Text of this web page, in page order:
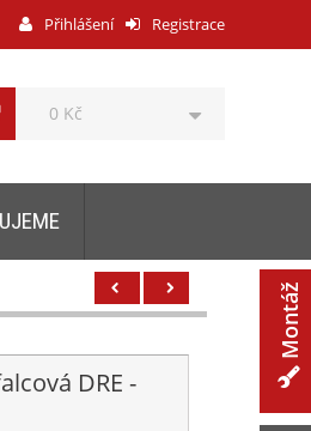
Registrace
Přihlášení
0 Kč
DRE -
Montáž